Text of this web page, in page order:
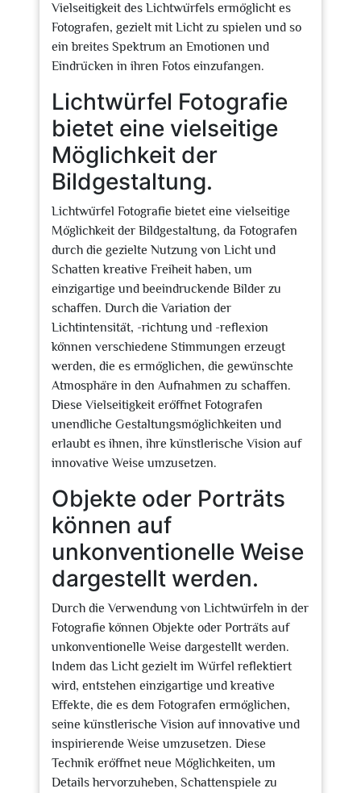
Vielseitigkeit des Lichtwürfels ermöglicht es
Fotografen, gezielt mit Licht zu spielen und so
ein breites Spektrum an Emotionen und
Eindrücken in ihren Fotos einzufangen.
Lichtwürfel Fotografie
bietet eine vielseitige
Möglichkeit der
Bildgestaltung.
Lichtwürfel Fotografie bietet eine vielseitige
Möglichkeit der Bildgestaltung, da Fotografen
durch die gezielte Nutzung von Licht und
Schatten kreative Freiheit haben, um
einzigartige und beeindruckende Bilder zu
schaffen. Durch die Variation der
Lichtintensität, -richtung und -reflexion
können verschiedene Stimmungen erzeugt
werden, die es ermöglichen, die gewünschte
Atmosphäre in den Aufnahmen zu schaffen.
Diese Vielseitigkeit eröffnet Fotografen
unendliche Gestaltungsmöglichkeiten und
erlaubt es ihnen, ihre künstlerische Vision auf
innovative Weise umzusetzen.
Objekte oder Porträts
können auf
unkonventionelle Weise
dargestellt werden.
Durch die Verwendung von Lichtwürfeln in der
Fotografie können Objekte oder Porträts auf
unkonventionelle Weise dargestellt werden.
Indem das Licht gezielt im Würfel reflektiert
wird, entstehen einzigartige und kreative
Effekte, die es dem Fotografen ermöglichen,
seine künstlerische Vision auf innovative und
inspirierende Weise umzusetzen. Diese
Technik eröffnet neue Möglichkeiten, um
Details hervorzuheben, Schattenspiele zu